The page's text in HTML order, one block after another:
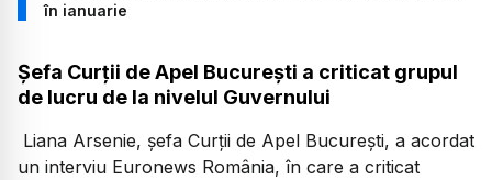
în ianuarie
Șefa Curții de Apel București a criticat grupul
de lucru de la nivelul Guvernului
Liana Arsenie, șefa Curții de Apel București, a acordat
un interviu Euronews România, în care a criticat